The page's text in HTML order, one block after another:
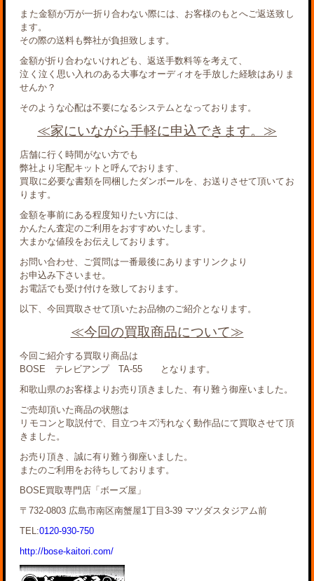
また金額が万が一折り合わない際には、お客様のもとへご返送致し
ます。
その際の送料も弊社が負担致します。
金額が折り合わないけれども、返送手数料等を考えて、
泣く泣く思い入れのある大事なオーディオを手放した経験はありま
せんか？
そのような心配は不要になるシステムとなっております。
≪家にいながら手軽に申込できます。≫
店舗に行く時間がない方でも
弊社より宅配キットと呼んでおります、
買取に必要な書類を同梱したダンボールを、お送りさせて頂いてお
ります。
金額を事前にある程度知りたい方には、
かんたん査定のご利用をおすすめいたします。
大まかな値段をお伝えしております。
お問い合わせ、ご質問は一番最後にありますリンクより
お申込み下さいませ。
お電話でも受け付けを致しております。
以下、今回買取させて頂いたお品物のご紹介となります。
≪今回の買取商品について≫
今回ご紹介する買取り商品は
BOSE テレビアンプ TA-55 となります。
和歌山県のお客様よりお売り頂きました、有り難う御座いました。
ご売却頂いた商品の状態は
リモコンと取説付で、目立つキズ汚れなく動作品にて買取させて頂
きました。
お売り頂き、誠に有り難う御座いました。
またのご利用をお待ちしております。
BOSE買取専門店「ボーズ屋」
〒732-0803 広島市南区南蟹屋1丁目3-39 マツダスタジアム前
TEL:0120-930-750
http://bose-kaitori.com/